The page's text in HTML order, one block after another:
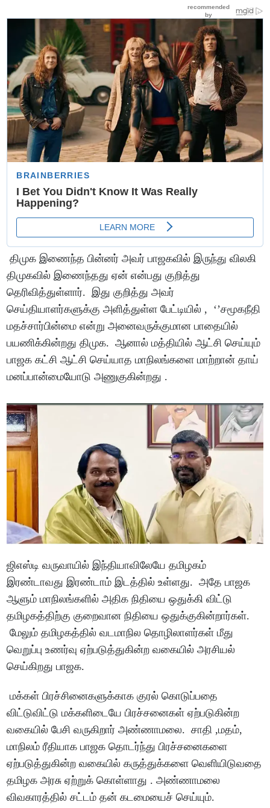
திமுக இணைந்த பின்னர் அவர் பாஜகவில் இருந்து விலகி
திமுகவில் இணைந்தது ஏன் என்பது குறித்து
தெரிவித்துள்ளார். இது குறித்து அவர்
செய்தியாளர்களுக்கு அளித்துள்ள பேட்டியில் , ‘’சமூகநீதி
மதச்சார்பின்மை என்று அனைவருக்குமான பாதையில்
பயணிக்கின்றது திமுக. ஆனால் மத்தியில் ஆட்சி செய்யும்
பாஜக கட்சி ஆட்சி செய்யாத மாநிலங்களை மாற்றான் தாய்
மனப்பான்மையோடு அணுகுகின்றது .
ஜிஎஸ்டி வருவாயில் இந்தியாவிலேயே தமிழகம்
இரண்டாவது இரண்டாம் இடத்தில் உள்ளது. அதே பாஜக
ஆளும் மாநிலங்களில் அதிக நிதியை ஒதுக்கி விட்டு
தமிழகத்திற்கு குறைவான நிதியை ஒதுக்குகின்றார்கள்.
மேலும் தமிழகத்தில் வடமாநில தொழிலாளர்கள் மீது
வெறுப்பு உணர்வு ஏற்படுத்துகின்ற வகையில் அரசியல்
செய்கிறது பாஜக.
மக்கள் பிரச்சினைகளுக்காக குரல் கொடுப்பதை
விட்டுவிட்டு மக்களிடையே பிரச்சனைகள் ஏற்படுகின்ற
வகையில் பேசி வருகிறார் அண்ணாமலை. சாதி ,மதம்,
மாநிலம் ரீதியாக பாஜக தொடர்ந்து பிரச்சனைகளை
ஏற்படுத்துகின்ற வகையில் கருத்துக்களை வெளியிடுவதை
தமிழக அரசு ஏற்றுக் கொள்ளாது . அண்ணாமலை
விவகாரத்தில் சட்டம் தன் கடமையைச் செய்யும்.